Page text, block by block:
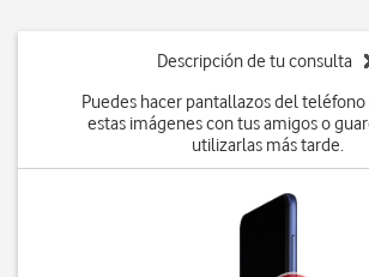
Descripción de tu consulta
Puedes hacer pantallazos del
estas imágenes con tus amigos o
utilizarlas más tarde.